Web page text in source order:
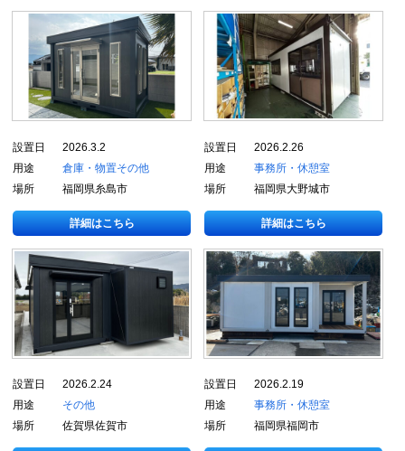
設置日
2026.3.2
用途
倉庫・物置その他
場所
福岡県糸島市
詳細はこちら
設置日
2026.2.26
用途
事務所・休憩室
場所
福岡県大野城市
詳細はこちら
設置日
2026.2.24
用途
その他
場所
佐賀県佐賀市
設置日
2026.2.19
用途
事務所・休憩室
場所
福岡県福岡市